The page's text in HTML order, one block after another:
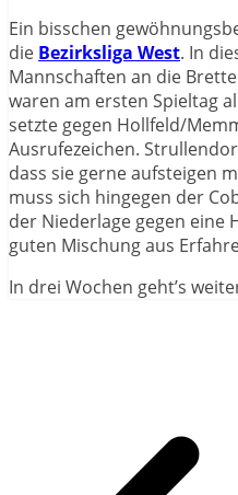
Ein bisschen
die Bezirksliga West. In
Mannschaften an die
waren am ersten Spieltag
setzte gegen Hollfeld/
Ausrufezeichen.
dass sie gerne aufsteigen
muss sich hingegen der
der Niederlage gegen eine
guten Mischung aus
In drei Wochen geht’s